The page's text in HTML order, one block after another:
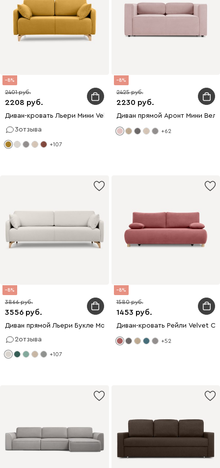
8
2208
2401
Диван-кровать Льери Мини Velvet Yellow
3отзыва
+107
8
2230
2425
Диван прямой Аронт Мини
+62
8
3556
3866
Диван прямой Льери Букле Молочный
2отзыва
+107
8
1453
1580
Диван-кровать Рейли Velvet
+52